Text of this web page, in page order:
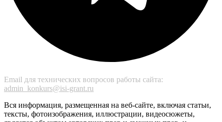
Email для технических вопросов работы сайта:
admin_konkurs@isi-grant.ru
Вся информация, размещенная на веб-сайте, включая статьи,
тексты, фотоизображения, иллюстрации, видеосюжеты,